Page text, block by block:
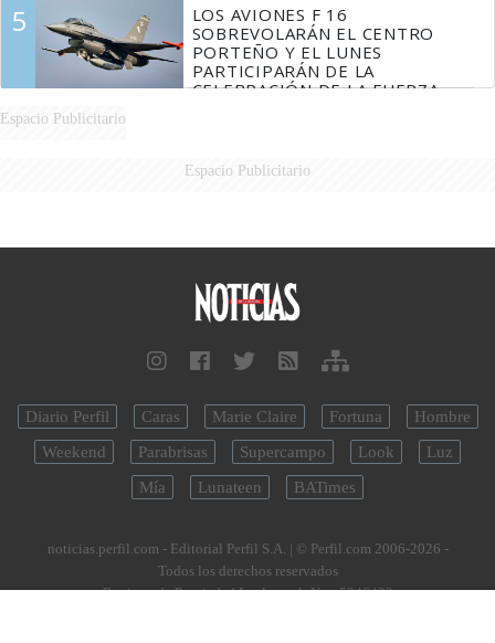
5
LOS AVIONES F 16
SOBREVOLARÁN EL CENTRO
PORTEÑO Y EL LUNES
PARTICIPARÁN DE LA
CELEBRACIÓN DE LA FUERZA
Espacio Publicitario
Espacio Publicitario
Diario Perfil Caras Marie Claire Fortuna
Hombre
Weekend
Parabrisas Supercampo Look
Luz
Mía
Lunateen BATimes
noticias.perfil.com - Editorial Perfil S.A. | © Perfil.com 2006-2026 -
Todos los derechos reservados
Registro de Propiedad Intelectual: Nro. 5346433